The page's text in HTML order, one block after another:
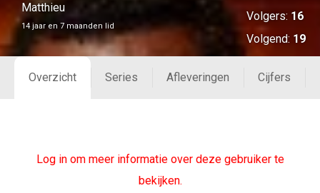
Matthieu
14 jaar en 7 maanden lid
Volgers: 16
Volgend: 19
Overzicht Series Afleveringen Cijfers
Log in om meer informatie over deze gebruiker te
bekijken.